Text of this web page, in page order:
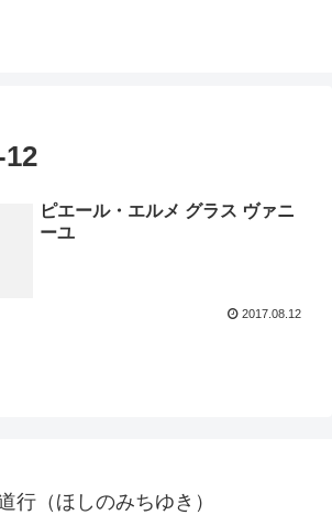
12
ピエール・エルメ グラス ヴァニ
ーユ
2017.08.12
行（ほしのみちゆき）